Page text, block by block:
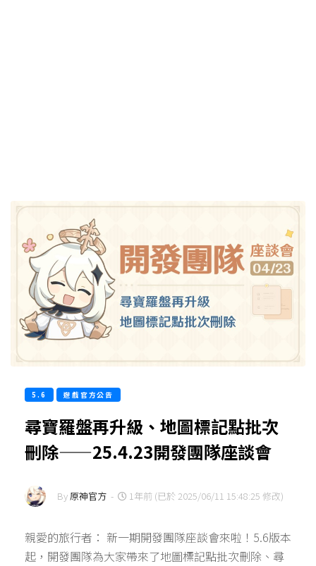
5.6 遊戲官方公告
尋寶羅盤再升級、地圖標記點批次
刪除——25.4.23開發團隊座談會
By原神官方 - 1年前 (已於 2025/06/11 15:48:25 修改)
親愛的旅行者： 新一期開發團隊座談會來啦！5.6版本
起，開發團隊為大家帶來了地圖標記點批次刪除、尋